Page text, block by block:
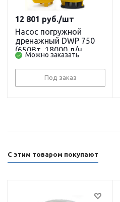
Насос погружной
дренажный DWP 750
(650Вт, 18000 л/ч,
9,5м) кабель 10 м. для
грязевых водоемов
BELAMOS
Можно заказать
12 801 руб./шт
Под заказ
С этим товаром покупают